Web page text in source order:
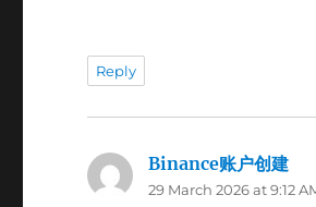
Reply
Binance账户创建
29 March 2026 at 9:12